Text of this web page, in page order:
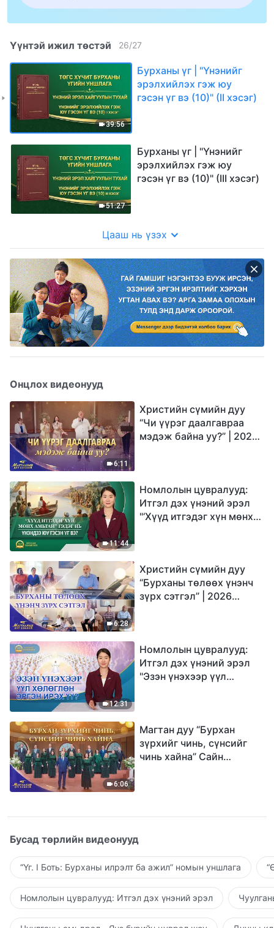
Үүнтэй ижил төстэй 26/27
39:56
Бурханы үг | "Үнэнийг
эрэлхийлэх гэж юу
гэсэн үг вэ (10)" (II хэсэг)
51:27
Бурханы үг | "Үнэнийг
эрэлхийлэх гэж юу
гэсэн үг вэ (10)" (III хэсэг)
Цааш нь үзэх
Онцлох видеонууд
6:11
Христийн сүмийн дуу
“Чи үүрэг даалгавраа
мэдэж байна уу?” | 2026
11:44
Номлолын цувралууд:
Итгэл дэх үнэний эрэл
"‘Хүүд итгэдэг хүн мөнх
6:28
Христийн сүмийн дуу
“Бурханы төлөөх үнэнч
зүрх сэтгэл” | 2026
12:31
Номлолын цувралууд:
Итгэл дэх үнэний эрэл
"Эзэн үнэхээр үүл
6:06
Магтан дуу “Бурхан
зүрхийг чинь, сүнсийг
чинь хайна” Сайн
Бусад төрлийн видеонууд
“Үг. I Боть: Бурханы илрэлт ба ажил” номын уншлага
Номлолын цувралууд: Итгэл дэх үнэний эрэл